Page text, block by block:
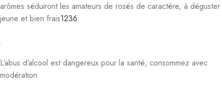
arômes séduiront les amateurs de rosés de caractère, à déguster
jeune et bien frais1236.
.
L’abus d’alcool est dangereux pour la santé, consommez avec
modération.